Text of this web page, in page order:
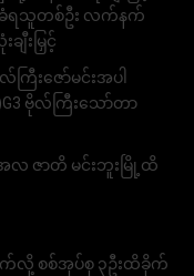
ခံရသူတစ်ဦး လက်နက်
ျီးမြှင့်
ြီးဇော်မင်းအပါ
ဗိုလ်ကြီးသော်တာ
အလ ဇာတိ မင်းဘူးမြို့ထိ
လို့ စစ်အုပ်စု ၃ဦးထိခိုက်